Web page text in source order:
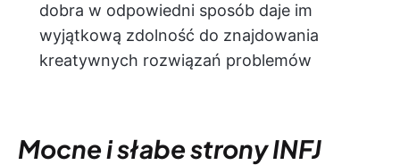
dobra w odpowiedni sposób daje im
wyjątkową zdolność do znajdowania
kreatywnych rozwiązań problemów
Mocne i słabe strony INFJ